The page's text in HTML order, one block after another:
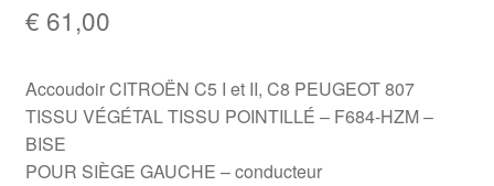
€ 61,00
Accoudoir CITROËN C5 I et II, C8 PEUGEOT 807
TISSU VÉGÉTAL TISSU POINTILLÉ – F684-HZM –
BISE
POUR SIÈGE GAUCHE – conducteur